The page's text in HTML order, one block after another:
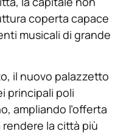
coperta capace
musicali di grande
il nuovo palazzetto
principali poli
ampliando l’offerta
la città più